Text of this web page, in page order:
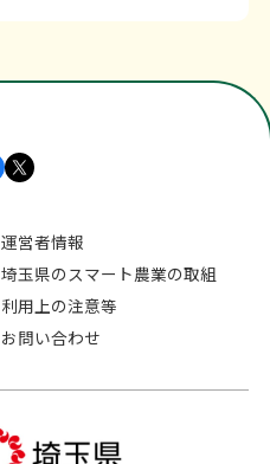
運営者情報
埼玉県のスマート農業の取組
利用上の注意等
お問い合わせ